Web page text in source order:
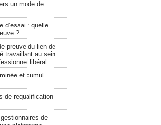
un mode de
d’essai : quelle
?
preuve du lien de
travaillant au sein
libéral
et cumul
de requalification
de